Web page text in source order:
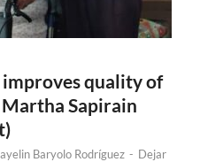
quality of
Sapirain
Baryolo Rodríguez - Dejar